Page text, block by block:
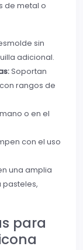
de metal o
sin
adicional.
Soportan
rangos de
o en el
con el uso
una amplia
pasteles,
para